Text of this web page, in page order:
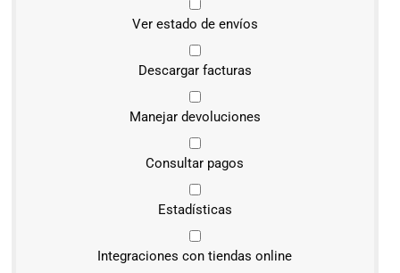
Ver estado de envíos
Descargar facturas
Manejar devoluciones
Consultar pagos
Estadísticas
Integraciones con tiendas online